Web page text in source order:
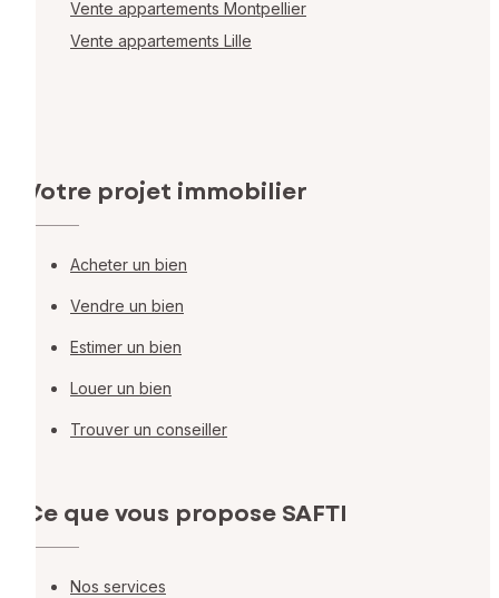
Vente appartements Montpellier
Vente appartements Lille
Votre projet immobilier
Acheter un bien
Vendre un bien
Estimer un bien
Louer un bien
Trouver un conseiller
Ce que vous propose SAFTI
Nos services